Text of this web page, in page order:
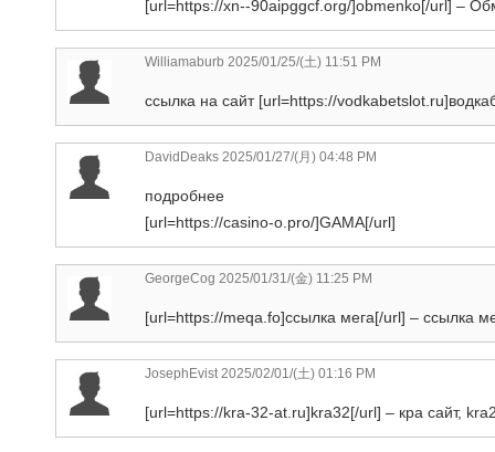
[url=https://xn--90aipggcf.org/]obmenko[/url] –
Williamaburb 2025/01/25/(土) 11:51 PM
ссылка на сайт [url=https://
DavidDeaks 2025/01/27/(月) 04:48 PM
подробнее
[url=https://casino-o.pro/]GAMA[/url]
GeorgeCog 2025/01/31/(金) 11:25 PM
[url=https://meqa.fo]ссылка мега[/url] – ссылка
JosephEvist 2025/02/01/(土) 01:16 PM
[url=https://kra-32-at.ru]kra32[/url] – кра сайт,